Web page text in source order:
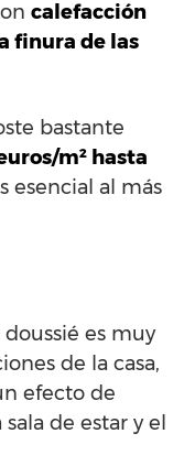
calefacción
finura de las
bastante
m² hasta
esencial al más
es muy
de la casa,
efecto de
de estar y el